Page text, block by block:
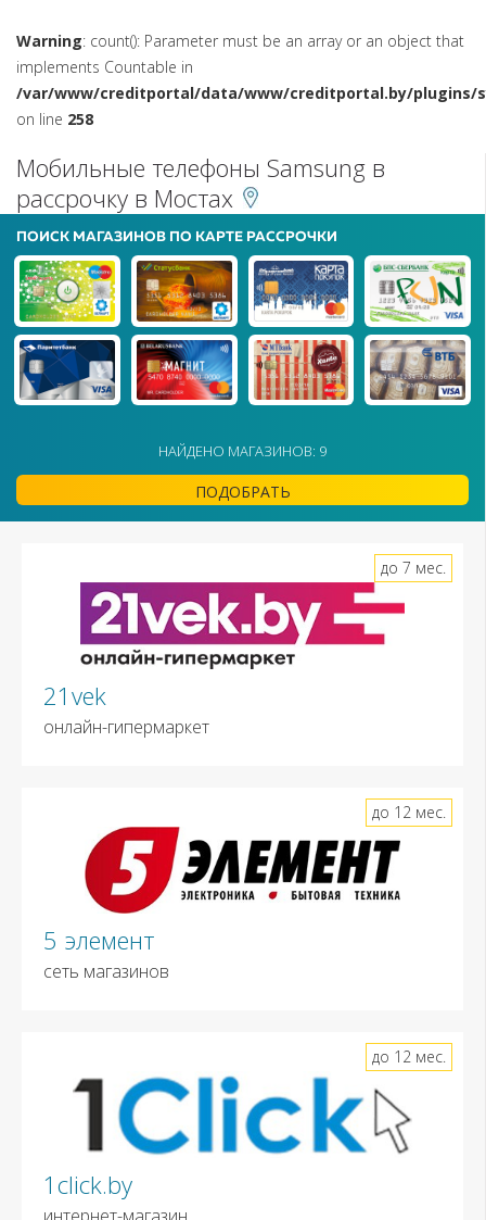
Warning: count(): Parameter must be an array or an object that
implements Countable in
/var/www/creditportal/data/www/creditportal.by/plugins/
on line 258
Мобильные телефоны Samsung в
рассрочку в Мостах
ПОИСК МАГАЗИНОВ ПО КАРТЕ РАССРОЧКИ
НАЙДЕНО МАГАЗИНОВ: 9
ПОДОБРАТЬ
21vek
онлайн-гипермаркет
до 7 мес.
5 элемент
сеть магазинов
до 12 мес.
1click.by
до 12 мес.